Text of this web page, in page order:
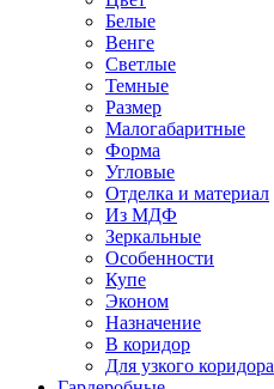
Белые
Венге
Светлые
Темные
Размер
Малогабаритные
Форма
Угловые
Отделка и материал
Из МДФ
Зеркальные
Особенности
Купе
Эконом
Назначение
В коридор
Для узкого коридора